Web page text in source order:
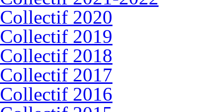
Collectif 2020
Collectif 2019
Collectif 2018
Collectif 2017
Collectif 2016